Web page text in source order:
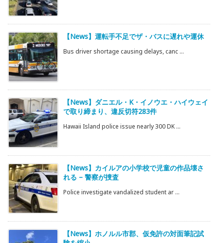
【News】運転手不足でザ・バスに遅れや運休
Bus driver shortage causing delays, canc ...
【News】ダニエル・K・イノウエ・ハイウェイ
で取り締まり、違反切符283件
Hawaii Island police issue nearly 300 DK ...
【News】カイルアの小学校で児童の作品壊さ
れる – 警察が捜査
Police investigate vandalized student ar ...
【News】ホノルル市郡、仮免許の対面筆記試